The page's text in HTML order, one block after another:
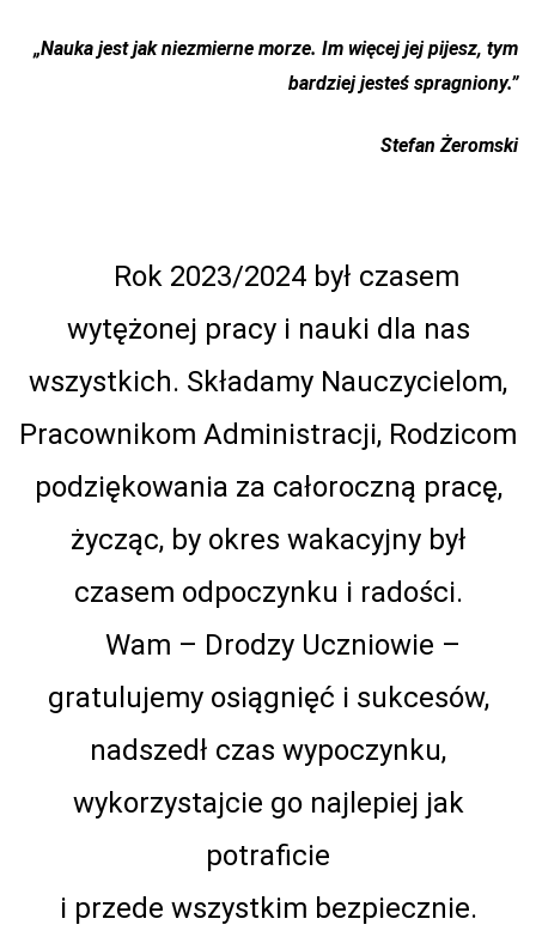
„Nauka jest jak niezmierne morze. Im więcej jej pijesz, tym
bardziej jesteś spragniony.”
Stefan Żeromski
Rok 2023/2024 był czasem
wytężonej pracy i nauki dla nas
wszystkich. Składamy Nauczycielom,
Pracownikom Administracji, Rodzicom
podziękowania za całoroczną pracę,
życząc, by okres wakacyjny był
czasem odpoczynku i radości.
Wam – Drodzy Uczniowie –
gratulujemy osiągnięć i sukcesów,
nadszedł czas wypoczynku,
wykorzystajcie go najlepiej jak
potraficie
i przede wszystkim bezpiecznie.